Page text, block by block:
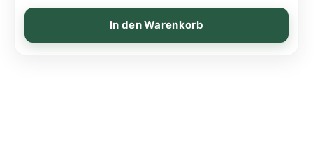
In den Warenkorb